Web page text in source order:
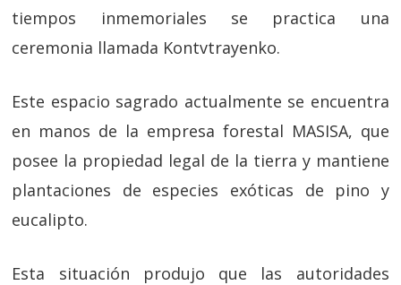
tiempos inmemoriales se practica una
ceremonia llamada Kontvtrayenko.
Este espacio sagrado actualmente se encuentra
en manos de la empresa forestal MASISA, que
posee la propiedad legal de la tierra y mantiene
plantaciones de especies exóticas de pino y
eucalipto.
Esta situación produjo que las autoridades